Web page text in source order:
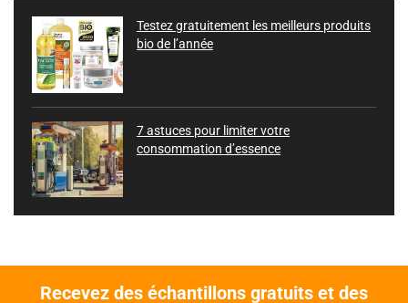
Testez gratuitement les meilleurs produits
bio de l’année
7 astuces pour limiter votre
consommation d’essence
Recevez des échantillons gratuits et des